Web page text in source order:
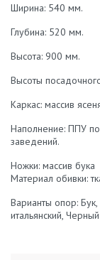
Ширина: 540 мм.
Глубина: 520 мм.
Высота: 900 мм.
Высоты
Каркас: массив
Наполнение: ППУ
заведений.
Ножки: массив бука
Материал обивки:
Варианты опор:
итальянский, Черный